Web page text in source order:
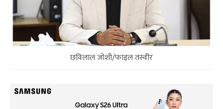
छविलाल जोशी/फाइल तस्वीर